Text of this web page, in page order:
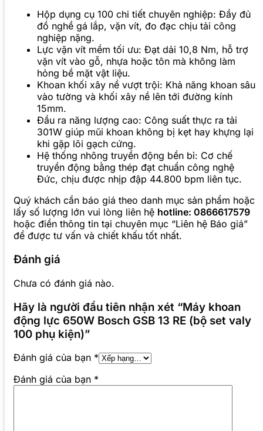
Hộp dụng cụ 100 chi tiết chuyên nghiệp: Đầy đủ
đồ nghề gá lắp, vặn vít, đo đạc chịu tải công
nghiệp nặng.
Lực vặn vít mềm tối ưu: Đạt dải 10,8 Nm, hỗ trợ
vặn vít vào gỗ, nhựa hoặc tôn mà không làm
hỏng bề mặt vật liệu.
Khoan khối xây nề vượt trội: Khả năng khoan sâu
vào tường và khối xây nề lên tới đường kính
15mm.
Đầu ra năng lượng cao: Công suất thực ra tải
301W giúp mũi khoan không bị kẹt hay khựng lại
khi gặp lõi gạch cứng.
Hệ thống nhông truyền động bền bỉ: Cơ chế
truyền động bằng thép đạt chuẩn công nghệ
Đức, chịu được nhịp đập 44.800 bpm liên tục.
Quý khách cần báo giá theo danh mục sản phẩm hoặc
lấy số lượng lớn vui lòng liên hệ hotline: 0866617579
hoặc điền thông tin tại chuyên mục “Liên hệ Báo giá”
để được tư vấn và chiết khấu tốt nhất.
Đánh giá
Chưa có đánh giá nào.
Hãy là người đầu tiên nhận xét “Máy khoan
động lực 650W Bosch GSB 13 RE (bộ set valy
100 phụ kiện)”
Đánh giá của bạn *
Đánh giá của bạn *